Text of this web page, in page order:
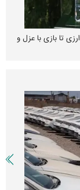
تا بازی با عزل و